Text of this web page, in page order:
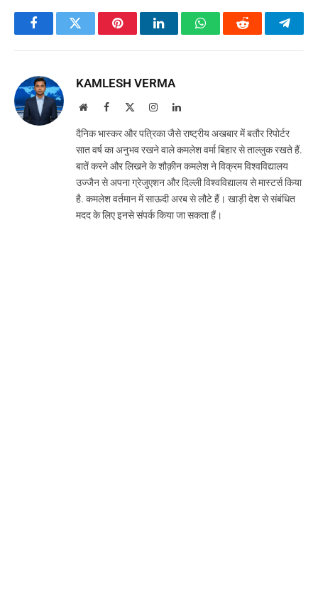
FacebookTwitter PinterestLinkedInWhatsAppReddit
KAMLESH VERMA
WebsiteFacebook InstagramLinkedIn
दैनिक भास्कर और पत्रिका जैसे राष्ट्रीय अखबार में बतौर रिपोर्टर
सात वर्ष का अनुभव रखने वाले कमलेश वर्मा बिहार से ताल्लुक रखते हैं.
बातें करने और लिखने के शौक़ीन कमलेश ने विक्रम विश्वविद्यालय
उज्जैन से अपना ग्रेजुएशन और दिल्ली विश्वविद्यालय से मास्टर्स किया
है. कमलेश वर्तमान में साऊदी अरब से लौटे हैं। खाड़ी देश से संबंधित
मदद के लिए इनसे संपर्क किया जा सकता हैं।